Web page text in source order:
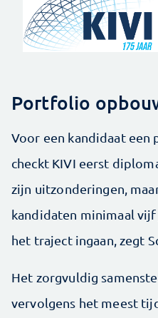
Portfolio
Voor een kandidaat
checkt KIVI eerst
zijn uitzonderingen,
kandidaten minimaal vijf
het traject ingaan, zegt
Het zorgvuldig
vervolgens het meest